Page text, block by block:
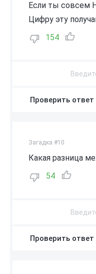
Если ты совсем
Цифру эту
154
Проверить ответ
Загадка #10
Какая разница
54
Проверить ответ